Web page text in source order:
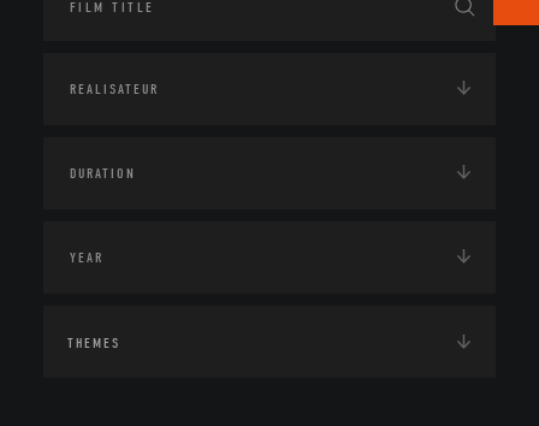
THEMES